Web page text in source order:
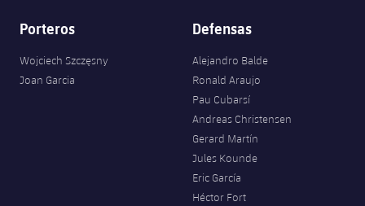
Porteros
Wojciech Szczęsny
Joan Garcia
Defensas
Alejandro Balde
Ronald Araujo
Pau Cubarsí
Andreas Christensen
Gerard Martín
Jules Kounde
Eric García
Héctor Fort